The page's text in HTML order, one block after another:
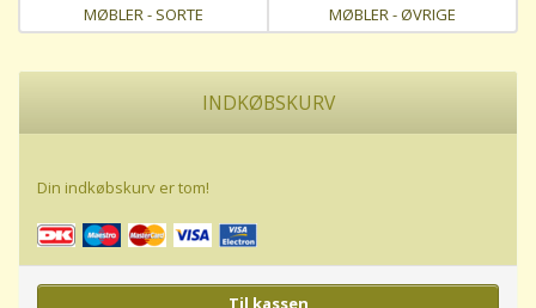
MØBLER - SORTE MØBLER - ØVRIGE
INDKØBSKURV
Din indkøbskurv er tom!
Til kassen